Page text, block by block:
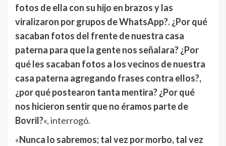
fotos de ella con su hijo en brazos y las
viralizaron por grupos de WhatsApp?. ¿Por qué
sacaban fotos del frente de nuestra casa
paterna para que la gente nos señalara? ¿Por
qué les sacaban fotos a los vecinos de nuestra
casa paterna agregando frases contra ellos?,
¿por qué postearon tanta mentira? ¿Por qué
nos hicieron sentir que no éramos parte de
Bovril?«, interrogó.
«Nunca lo sabremos; tal vez por morbo, tal vez